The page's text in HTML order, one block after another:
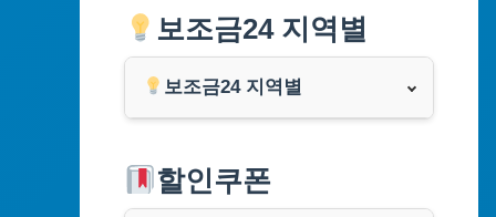
보조금24 지역별
보조금24 지역별
부산광역시
할인쿠폰